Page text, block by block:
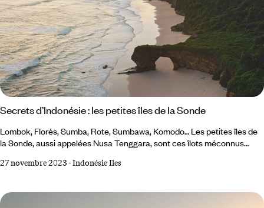
Secrets d’Indonésie : les petites îles de la Sonde
Lombok, Florès, Sumba, Rote, Sumbawa, Komodo… Les petites îles de
la Sonde, aussi appelées Nusa Tenggara, sont ces îlots méconnus
elles restent souvent dans l’ombre des grandes, à l’instar de la très
conservé leurs richesses : une grande diversité ethnique et linguistique,
la cohabitation réussie de croyances, rites et cultures, sur fond
27 novembre 2023-Indonésie Iles